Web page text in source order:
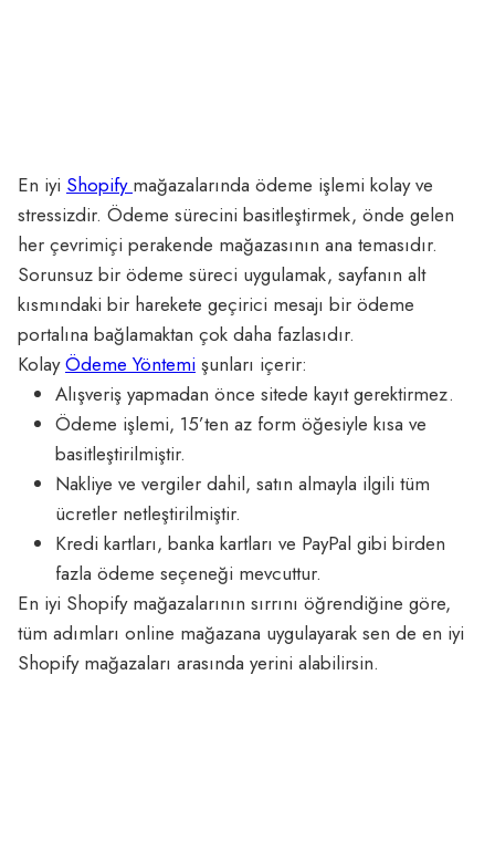
En iyi Shopify mağazalarında ödeme işlemi kolay ve
stressizdir. Ödeme sürecini basitleştirmek, önde gelen
her çevrimiçi perakende mağazasının ana temasıdır.
Sorunsuz bir ödeme süreci uygulamak, sayfanın alt
kısmındaki bir harekete geçirici mesajı bir ödeme
portalına bağlamaktan çok daha fazlasıdır.
KolayÖdeme Yöntemi şunları içerir:
Alışveriş yapmadan önce sitede kayıt gerektirmez.
Ödeme işlemi, 15’ten az form öğesiyle kısa ve
basitleştirilmiştir.
Nakliye ve vergiler dahil, satın almayla ilgili tüm
ücretler netleştirilmiştir.
Kredi kartları, banka kartları ve PayPal gibi birden
fazla ödeme seçeneği mevcuttur.
En iyi Shopify mağazalarının sırrını öğrendiğine göre,
tüm adımları online mağazana uygulayarak sen de en iyi
Shopify mağazaları arasında yerini alabilirsin.